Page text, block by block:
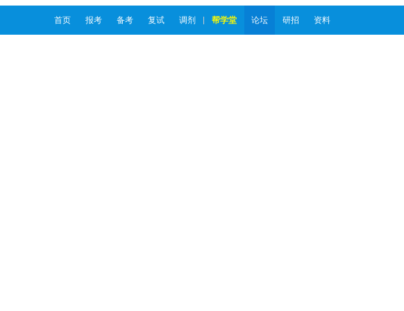
首页 报考 备考 复试 调剂 帮学堂 论坛 研招 资料